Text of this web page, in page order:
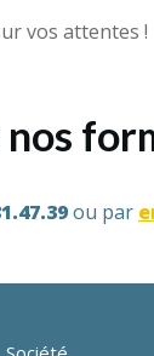
vos attentes !
ou par